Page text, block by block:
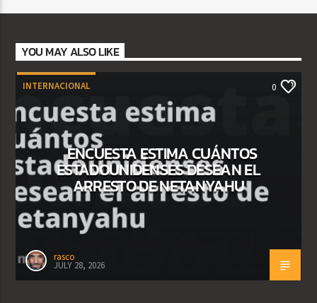
YOU MAY ALSO LIKE
INTERNACIONAL 0
ENCUESTA ESTIMA CUÁNTOS
ESTADOUNIDENSES DESEAN EL
ARRESTO DE NETANYAHU
rasco
JULY 28, 2026